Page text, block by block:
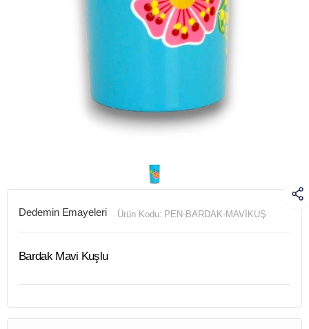
Dedemin Emayeleri Ürün Kodu: PEN-BARDAK-MAVİKUŞ
Bardak Mavi Kuşlu